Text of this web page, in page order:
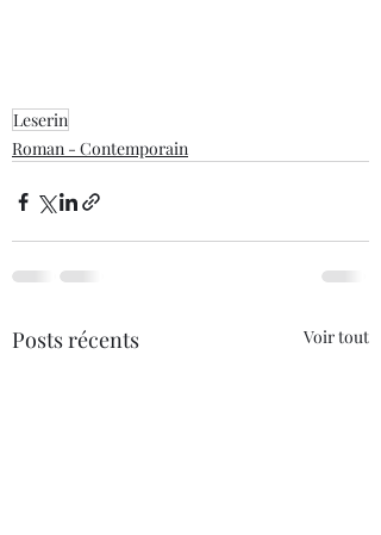
Leserin
Roman - Contemporain
Posts récents Voir tout